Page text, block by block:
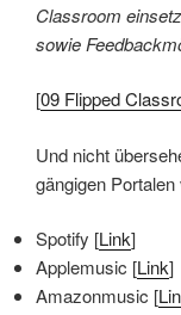
Classroom
sowie
[09 Flipped
Und nicht
gängigen Portalen
Spotify [Link]
Applemusic [Link]
Amazonmusic [